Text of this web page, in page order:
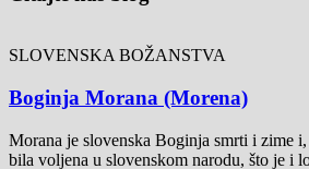
SLOVENSKA BOŽANSTVA
Boginja Morana (Morena)
Morana je slovenska Boginja smrti i zime
bila voljena u slovenskom narodu, što je i